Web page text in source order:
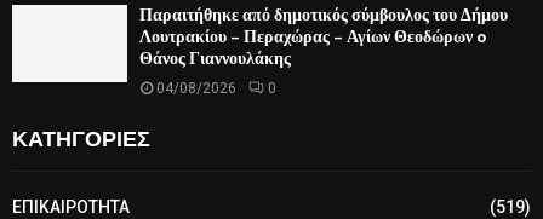
Παραιτήθηκε από δημοτικός σύμβουλος του Δήμου
Λουτρακίου – Περαχώρας – Αγίων Θεοδώρων o
Θάνος Γιαννουλάκης
04/08/2026 0
ΚΑΤΗΓΟΡΙΕΣ
ΕΠΙΚΑΙΡΟΤΗΤΑ
(519)